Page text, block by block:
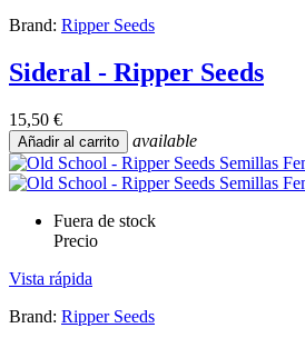
Brand: Ripper Seeds
Sideral - Ripper Seeds
15,50 €
Añadir al carrito available
Fuera de stock
Precio
Vista rápida
Brand: Ripper Seeds